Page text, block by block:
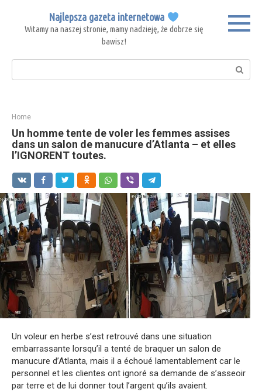
content
Najlepsza gazeta internetowa
Witamy na naszej stronie, mamy nadzieję, że dobrze się
bawisz!
Search:
Home
Un homme tente de voler les femmes assises
dans un salon de manucure d’Atlanta – et elles
l’IGNORENT toutes.
Un voleur en herbe s’est retrouvé dans une situation
embarrassante lorsqu’il a tenté de braquer un salon de
manucure d’Atlanta, mais il a échoué lamentablement car le
personnel et les clientes ont ignoré sa demande de s’asseoir
par terre et de lui donner tout l’argent qu’ils avaient.